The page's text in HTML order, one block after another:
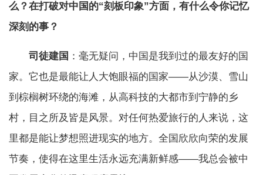
么？在打破对中国的“刻板印象”方面，有什么令你记忆
深刻的事？
司徒建国 ：毫无疑问，中国是我到过的最友好的国
家。它也是最能让人大饱眼福的国家——从沙漠、雪山
到棕榈树环绕的海滩，从高科技的大都市到宁静的乡
村，目之所及皆是风景。对任何热爱旅行的人来说，这
里都是能让梦想照进现实的地方。全国欣欣向荣的发展
节奏，使得在这里生活永远充满新鲜感——我总会被中